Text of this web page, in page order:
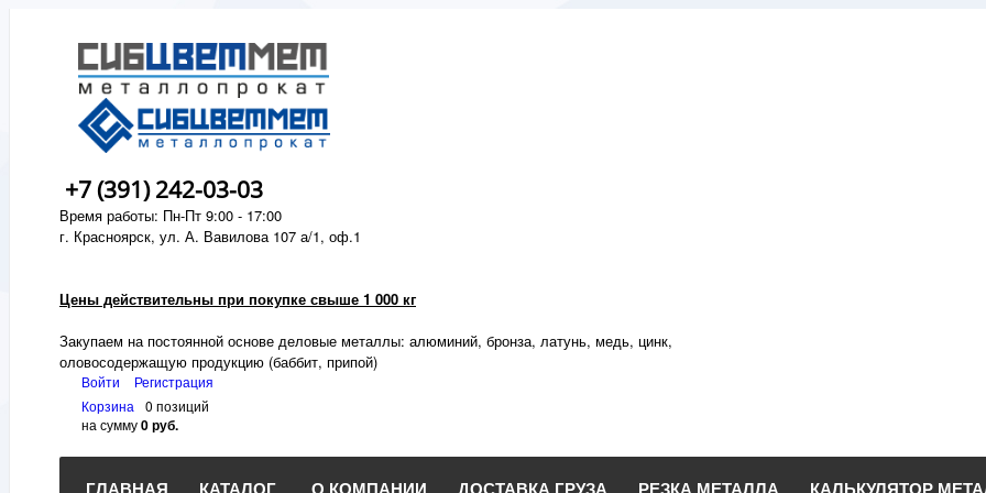
+7 (391) 242-03-03
Время работы: Пн-Пт 9:00 - 17:00
г. Красноярск, ул. А. Вавилова 107 а/1, оф.1
Цены действительны при покупке свыше 1 000 кг
Закупаем на постоянной основе деловые металлы: алюминий, бронза, латунь, медь, цинк,
оловосодержащую продукцию (баббит, припой)
Войти
Регистрация
Корзина
0 позиций
на сумму0 руб.